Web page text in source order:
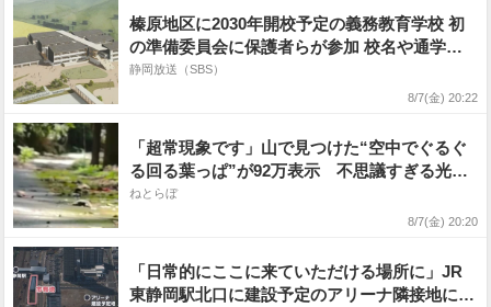
榛原地区に2030年開校予定の義務教育学校 初
の準備委員会に保護者らが参加 校名や通学方
法など検討へ=静岡・牧之原市
静岡放送（SBS）
8/7(金) 20:22
「超常現象です」山で見つけた“空中でぐるぐ
る回る葉っぱ”が92万表示 不思議すぎる光景
に驚がく「神のお遊びかと」
ねとらぼ
8/7(金) 20:20
「日常的にここに来ていただける場所に」JR
東静岡駅北口に建設予定のアリーナ隣接地に商